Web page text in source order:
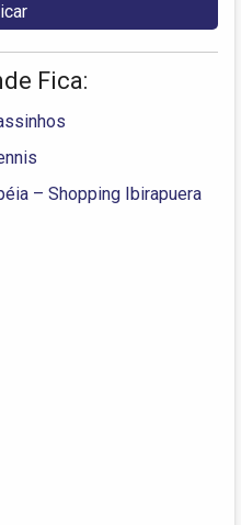
Fica:
– Shopping Ibirapuera